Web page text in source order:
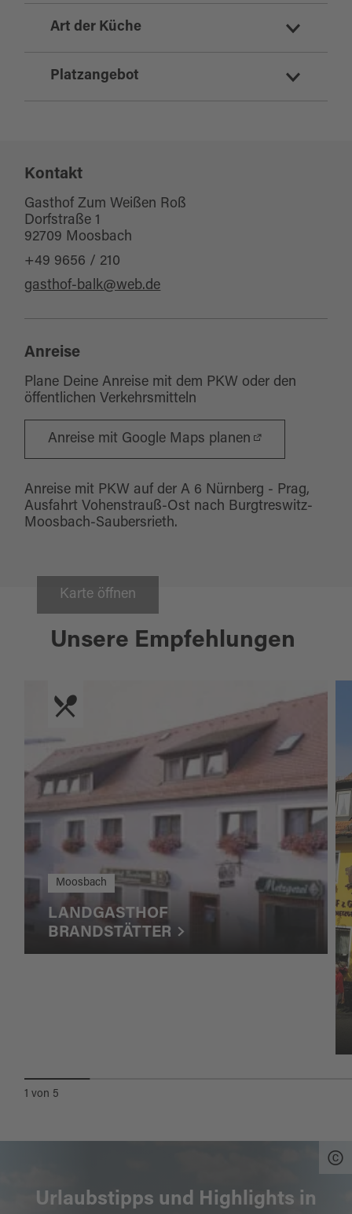
Biergarten
Gasthof
Gaststätte
Art der Küche
deutsch
regionale Küche
Platzangebot
Sitzplätze Außenbereich:
Karte öffnen
Kontakt
Gasthof Zum Weißen Roß
Dorfstraße 1
92709 Moosbach
+49 9656 / 210
gasthof-balk@web.de
Anreise
Plane Deine Anreise mit dem PKW oder den
öffentlichen Verkehrsmitteln
Anreise mit Google Maps planen
Anreise mit PKW auf der A 6 Nürnberg - Prag,
Ausfahrt Vohenstrauß-Ost nach Burgtreswitz-
Moosbach-Saubersrieth.
Unsere Empfehlungen
Moosbach
LANDGASTHOF
BRANDSTÄTTER
1 von 5
Urlaubstipps und Highlights in